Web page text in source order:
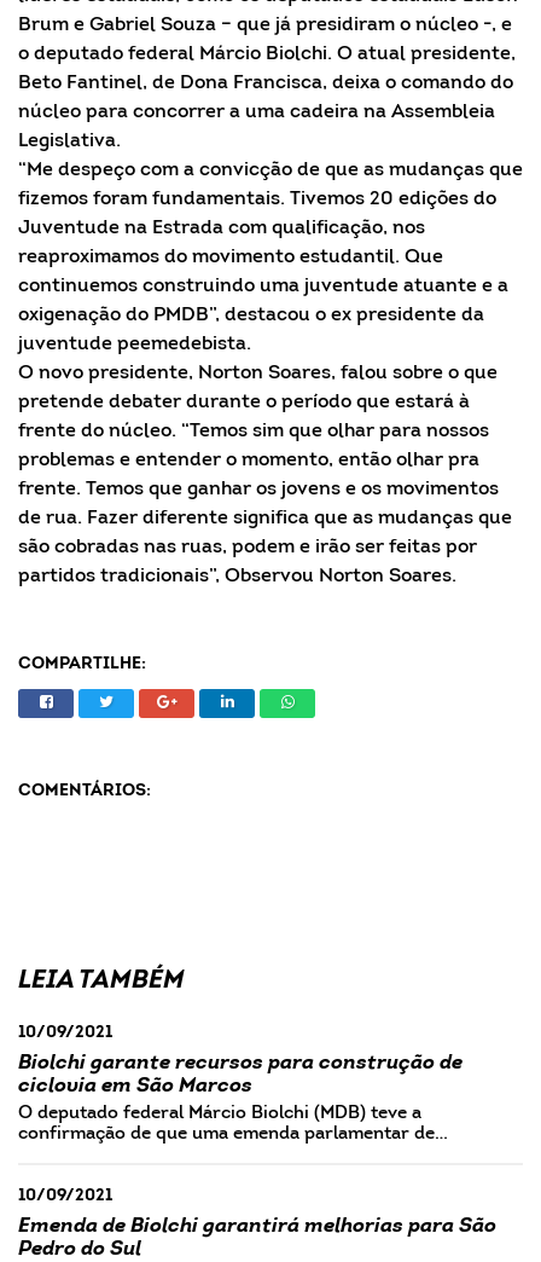
Brum e Gabriel Souza – que já presidiram o núcleo -, e
o deputado federal Márcio Biolchi. O atual presidente,
Beto Fantinel, de Dona Francisca, deixa o comando do
núcleo para concorrer a uma cadeira na Assembleia
Legislativa.
“Me despeço com a convicção de que as mudanças que
fizemos foram fundamentais. Tivemos 20 edições do
Juventude na Estrada com qualificação, nos
reaproximamos do movimento estudantil. Que
continuemos construindo uma juventude atuante e a
oxigenação do PMDB”, destacou o ex presidente da
juventude peemedebista.
O novo presidente, Norton Soares, falou sobre o que
pretende debater durante o período que estará à
frente do núcleo. “Temos sim que olhar para nossos
problemas e entender o momento, então olhar pra
frente. Temos que ganhar os jovens e os movimentos
de rua. Fazer diferente significa que as mudanças que
são cobradas nas ruas, podem e irão ser feitas por
partidos tradicionais”, Observou Norton Soares.
COMPARTILHE:
COMENTÁRIOS:
LEIA TAMBÉM
10/09/2021
Biolchi garante recursos para construção de
ciclovia em São Marcos
O deputado federal Márcio Biolchi (MDB) teve a
confirmação de que uma emenda parlamentar de…
10/09/2021
Emenda de Biolchi garantirá melhorias para São
Pedro do Sul